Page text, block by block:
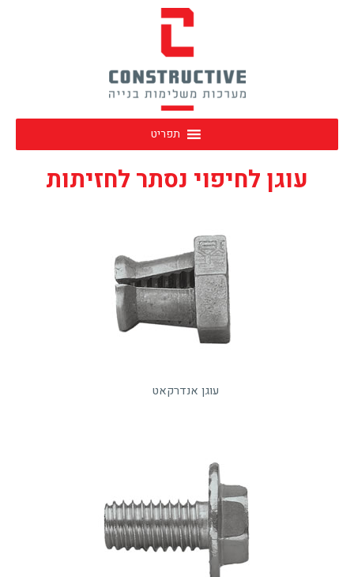
תפריט
עוגן לחיפוי נסתר לחזיתות
עוגן אנדרקאט